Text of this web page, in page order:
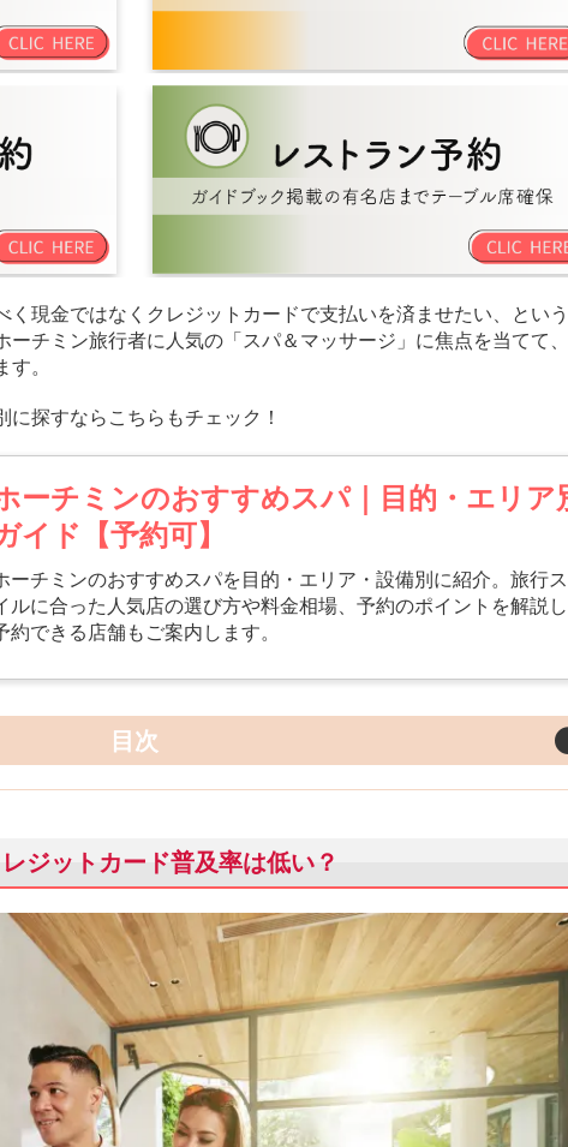
現金ではなくクレジットカードで支払いを済ませたい、という
ーチミン旅行者に人気の「スパ＆マッサージ」に焦点を当てて
。
探すならこちらもチェック！
ーチミンのおすすめスパ｜目的・エリア
イド【予約可】
ーチミンのおすすめスパを目的・エリア・設備別に紹介。旅行ス
ルに合った人気店の選び方や料金相場、予約のポイントを解説し
約できる店舗もご案内します。
目次
ジットカード普及率は低い？